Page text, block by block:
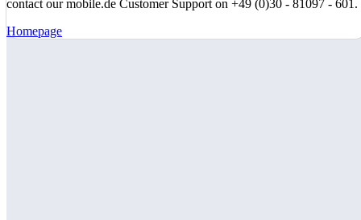
contact our mobile.de Customer Support on +49 (0)30 - 81097 - 601.
Homepage